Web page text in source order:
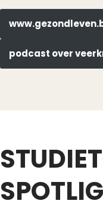
podcast over